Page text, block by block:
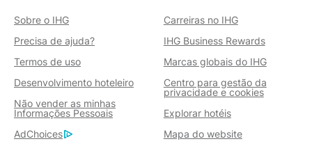
Sobre o IHG
Carreiras no IHG
Precisa de ajuda?
IHG Business Rewards
Termos de uso
Marcas globais do IHG
Desenvolvimento hoteleiro
Centro para gestão da
privacidade e cookies
Não vender as minhas
Informações Pessoais
Explorar hotéis
AdChoices
Mapa do website